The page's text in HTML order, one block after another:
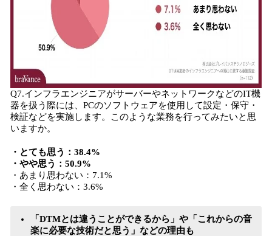
Q7.インフラエンジニアがサーバーやネットワークなどのIT機
器を扱う際には、PCのソフトウェアを使用して設定・保守・
検証などを実施します。このような業務を行ってみたいと思
いますか。
・とても思う：38.4%
・やや思う：50.9%
・あまり思わない：7.1%
・全く思わない：3.6%
「DTMとは違うことができるから」や「これからの音
楽に必要な技術だと思う」などの理由も